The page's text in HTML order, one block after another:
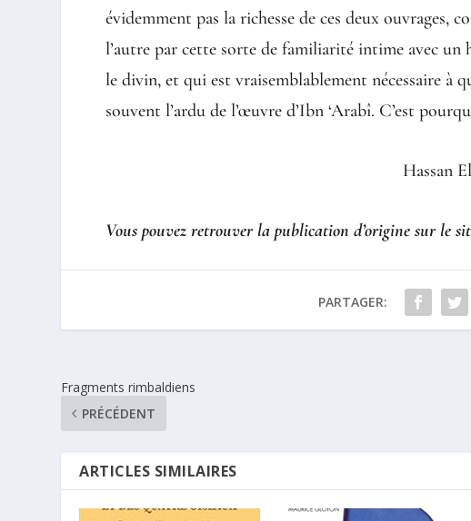
évidemment pas la richesse de ces deux ouvrages,
l’autre par cette sorte de familiarité intime avec
le divin, et qui est vraisemblablement nécessaire à
souvent l’ardu de l’œuvre d’Ibn ‘Arabî. C’est
Hassan
Vous pouvez retrouver la publication d’origine sur le
PARTAGER:
Fragments rimbaldiens
PRÉCÉDENT
ARTICLES SIMILAIRES